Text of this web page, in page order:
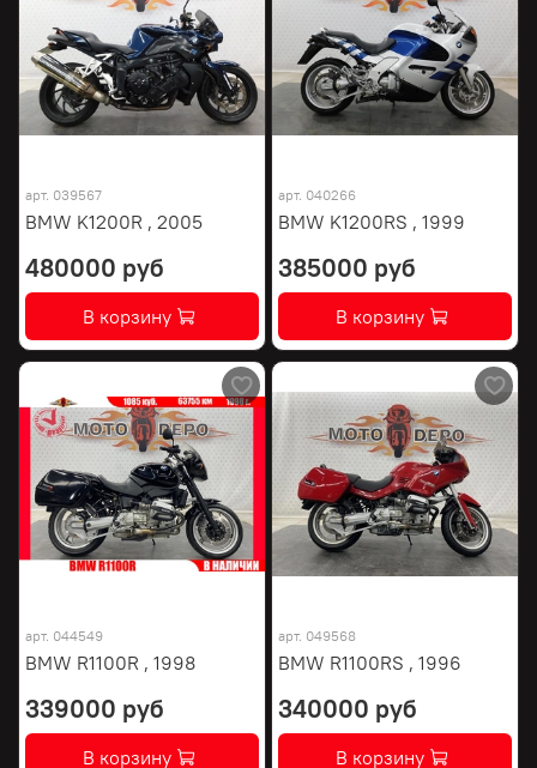
арт. 039567
BMW K1200R , 2005
480000 руб
В корзину
арт. 040266
BMW K1200RS , 1999
385000 руб
В корзину
арт. 044549
BMW R1100R , 1998
339000 руб
В корзину
арт. 049568
BMW R1100RS , 1996
340000 руб
В корзину